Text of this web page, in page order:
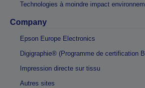
Technologies à moindre impact
Company
Epson Europe Electronics
Digigraphie® (Programme de certification
Impression directe sur tissu
Autres sites